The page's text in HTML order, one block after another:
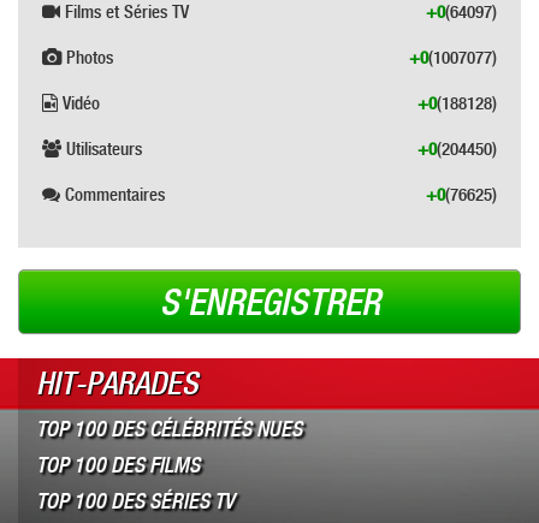
Films et Séries TV (64097)
+0
Photos (1007077)
+0
Vidéo (188128)
+0
Utilisateurs (204450)
+0
Commentaires (76625)
+0
S'ENREGISTRER
HIT-PARADES
TOP 100 DES CÉLÉBRITÉS NUES
TOP 100 DES FILMS
TOP 100 DES SÉRIES TV